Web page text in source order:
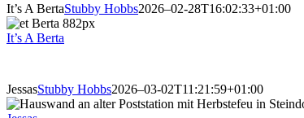
It’s A BertaStubby Hobbs2026–02-28T16:02:33+01:00
It’s A Berta
JessasStubby Hobbs2026–03-02T11:21:59+01:00